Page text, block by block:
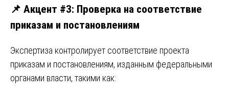
📌 Акцент #3: Проверка на соответствие
приказам и постановлениям
Экспертиза контролирует соответствие проекта
приказам и постановлениям, изданным федеральными
органами власти, такими как: